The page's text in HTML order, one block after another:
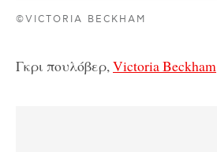
©VICTORIA BECKHAM
Γκρι πουλόβερ,Victoria Beckham